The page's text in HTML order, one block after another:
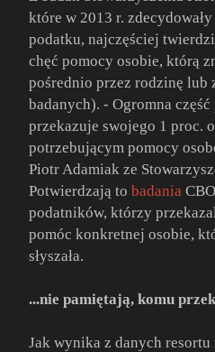
które w 2013 r.
podatku, najczęściej
chęć pomocy osobie, którą
pośrednio przez rodzinę lub
badanych). - Ogromna
przekazuje swojego 1 proc.
potrzebującym pomocy
Piotr Adamiak ze
Potwierdzają to badania
podatników, którzy
pomóc konkretnej osobie,
słyszała.
...nie pamiętają, komu
Jak wynika z danych